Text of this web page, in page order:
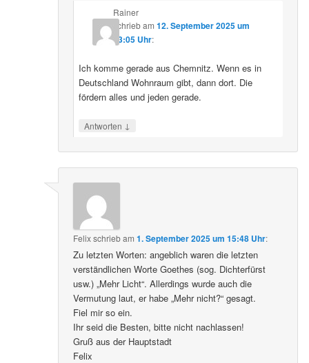
Rainer
schriebam 12. September 2025 um
23:05 Uhr:
Ich komme gerade aus Chemnitz. Wenn es in
Deutschland Wohnraum gibt, dann dort. Die
fördern alles und jeden gerade.
Antworten ↓
Felixschriebam1. September 2025 um 15:48 Uhr:
Zu letzten Worten: angeblich waren die letzten
verständlichen Worte Goethes (sog. Dichterfürst
usw.) „Mehr Licht“. Allerdings wurde auch die
Vermutung laut, er habe „Mehr nicht?“ gesagt.
Fiel mir so ein.
Ihr seid die Besten, bitte nicht nachlassen!
Gruß aus der Hauptstadt
Felix